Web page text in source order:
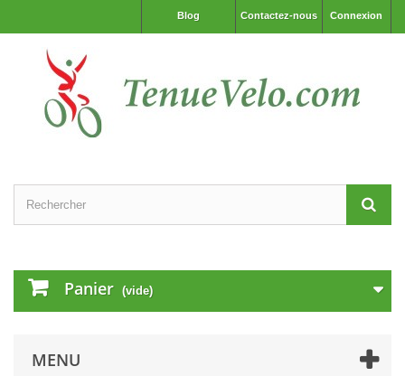
Connexion
Contactez-nous
Blog
Panier (vide)
MENU